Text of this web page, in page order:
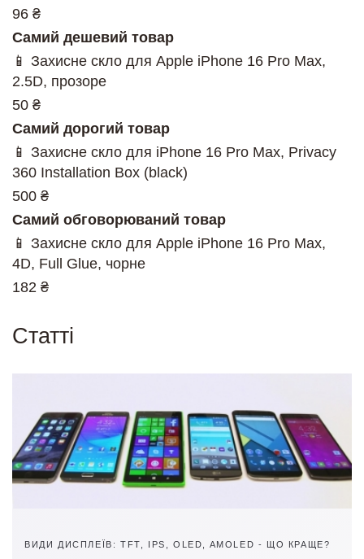
96 ₴
Самий дешевий товар
📱 Захисне скло для Apple iPhone 16 Pro Max,
2.5D, прозоре
50 ₴
Самий дорогий товар
📱 Захисне скло для iPhone 16 Pro Max, Privacy
360 Installation Box (black)
500 ₴
Самий обговорюваний товар
📱 Захисне скло для Apple iPhone 16 Pro Max,
4D, Full Glue, чорне
182 ₴
Cтатті
ВИДИ ДИСПЛЕЇВ: TFT, IPS, OLED, AMOLED - ЩО КРАЩЕ?